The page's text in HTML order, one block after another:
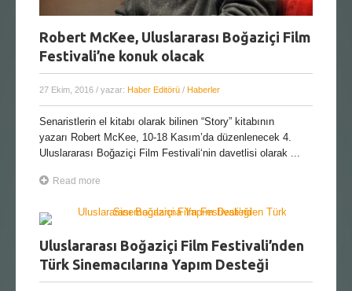
Robert McKee, Uluslararası Boğaziçi Film
Festivali’ne konuk olacak
27 Ekim, 2016 / yazar: Haber Editörü / Haberler
Senaristlerin el kitabı olarak bilinen “Story” kitabının
yazarı Robert McKee, 10-18 Kasım’da düzenlenecek 4.
Uluslararası Boğaziçi Film Festivali‘nin davetlisi olarak ...
Read more
Uluslararası Boğaziçi Film Festivali’nden
Türk Sinemacılarına Yapım Desteği